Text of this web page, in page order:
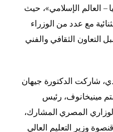
– العالم الإسلامي»، حيث
مع عدد من الوزراء
التعاون الثقافي والفني
شاركت الدكتورة جيهان
مينيخانوف، رئيس
المصري المشارك،
وزير التعليم العالي